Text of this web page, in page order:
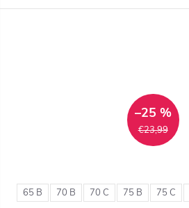
€23,99
–25 %
65 B 70 B 70 C 75 B 75 C